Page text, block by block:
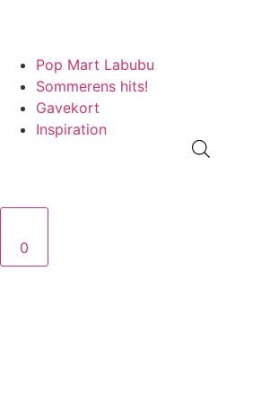
Pop Mart Labubu
Sommerens hits!
Gavekort
Inspiration
0